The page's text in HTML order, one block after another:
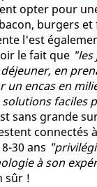
opter pour
burgers
l'est
le fait que
en
encas en
faciles
sans grande
connectés
30 ans
à son
sûr !